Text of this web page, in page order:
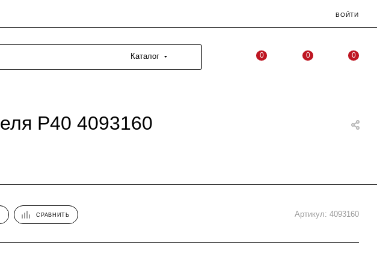
ВОЙТИ
Каталог 0 0 0
P40 4093160
СРАВНИТЬ Артикул: 4093160